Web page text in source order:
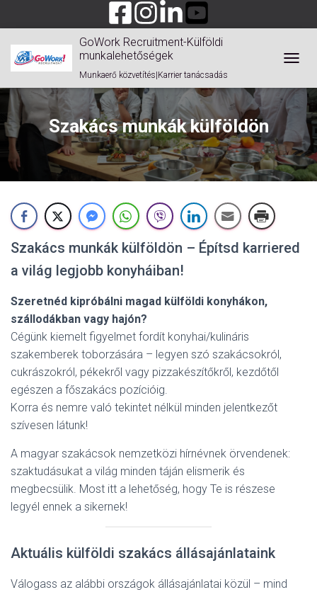
GoWork Recruitment-Külföldi
munkalehetőségek
Munkaerő közvetítés|Karrier tanácsadás
Szakács munkák külföldön
Szakács munkák külföldön – Építsd karriered
a világ legjobb konyháiban!
Szeretnéd kipróbálni magad külföldi konyhákon,
szállodákban vagy hajón?
Cégünk kiemelt figyelmet fordít konyhai/kulináris
szakemberek toborzására – legyen szó szakácsokról,
cukrászokról, pékekről vagy pizzakészítőkről, kezdőtől
egészen a főszakács pozícióig.
Korra és nemre való tekintet nélkül minden jelentkezőt
szívesen látunk!
A magyar szakácsok nemzetközi hírnévnek örvendenek:
szaktudásukat a világ minden táján elismerik és
megbecsülik. Most itt a lehetőség, hogy Te is részese
legyél ennek a sikernek!
Aktuális külföldi szakács állásajánlataink
Válogass az alábbi országok állásajánlatai közül – mind